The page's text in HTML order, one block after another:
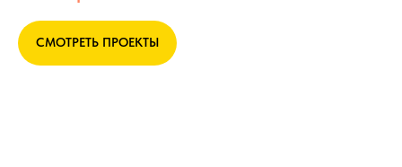
СМОТРЕТЬ ПРОЕКТЫ